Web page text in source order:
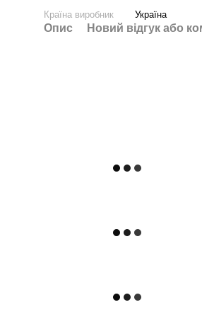
Країна виробник Україна
Опис Новий відгук або